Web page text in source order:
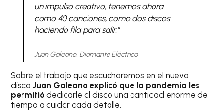
un impulso creativo, tenemos ahora
como 40 canciones, como dos discos
haciendo fila para salir."
Juan Galeano, Diamante Eléctrico
Sobre el trabajo que escucharemos en el nuevo
disco Juan Galeano explicó que la pandemia les
permitiódedicarle al disco una cantidad enorme de
tiempo a cuidar cada detalle.